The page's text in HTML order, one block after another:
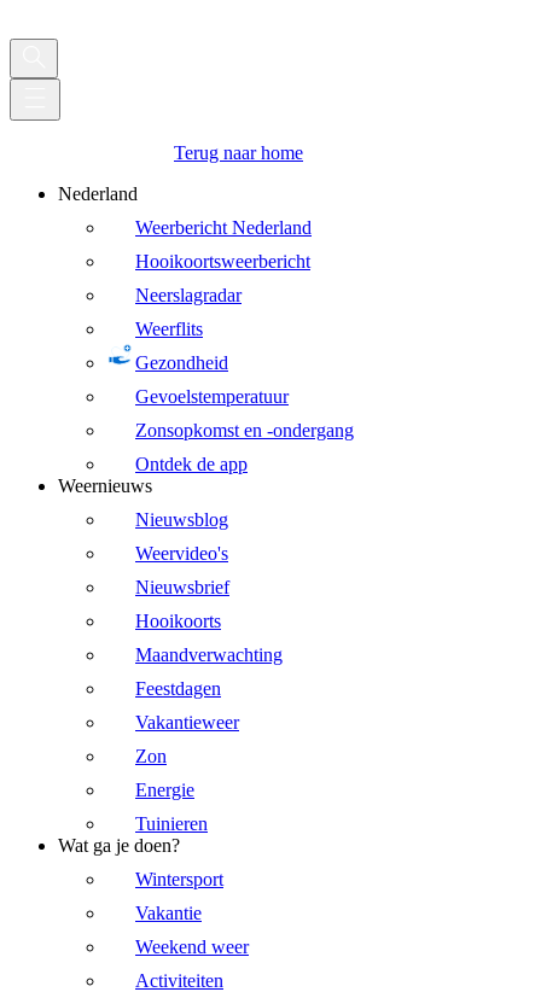
Terug naar home
Nederland
Weerbericht Nederland
Hooikoortsweerbericht
Neerslagradar
Weerflits
Gezondheid
Gevoelstemperatuur
Zonsopkomst en -ondergang
Ontdek de app
Weernieuws
Nieuwsblog
Weervideo's
Nieuwsbrief
Hooikoorts
Maandverwachting
Feestdagen
Vakantieweer
Zon
Energie
Tuinieren
Wat ga je doen?
Wintersport
Vakantie
Weekend weer
Activiteiten